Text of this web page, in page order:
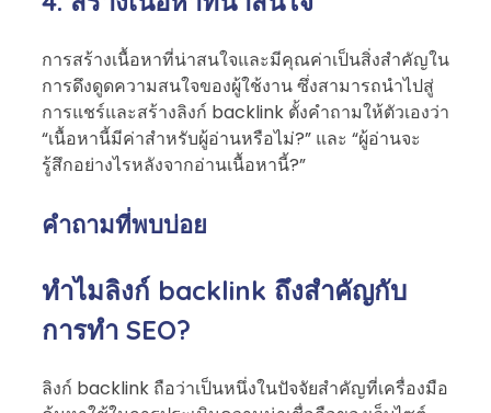
การสร้างเนื้อหาที่น่าสนใจและมีคุณค่าเป็นสิ่งสำคัญใน
การดึงดูดความสนใจของผู้ใช้งาน ซึ่งสามารถนำไปสู่
การแชร์และสร้างลิงก์ backlink ตั้งคำถามให้ตัวเองว่า
“เนื้อหานี้มีค่าสำหรับผู้อ่านหรือไม่?” และ “ผู้อ่านจะ
รู้สึกอย่างไรหลังจากอ่านเนื้อหานี้?”
คำถามที่พบบ่อย
ทำไมลิงก์ backlink ถึงสำคัญกับ
การทำ SEO?
ลิงก์ backlink ถือว่าเป็นหนึ่งในปัจจัยสำคัญที่เครื่องมือ